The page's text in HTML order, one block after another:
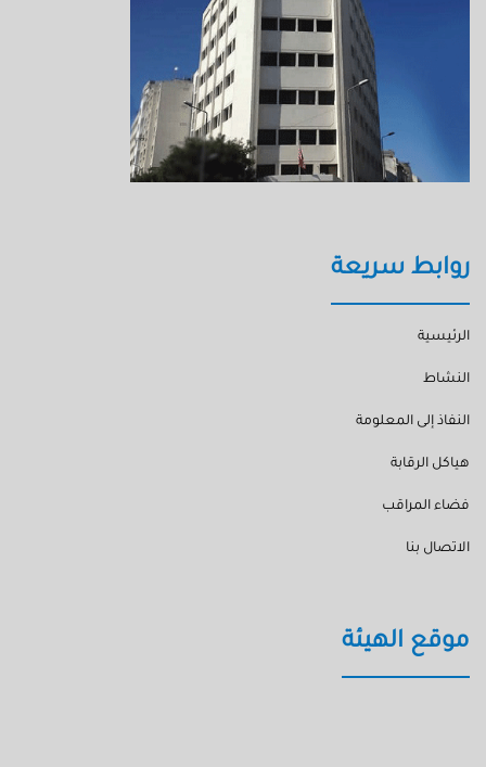
روابط سريعة
الرئيسية
النشاط
النفاذ إلى المعلومة
هياكل الرقابة
فضاء المراقب
الاتصال بنا
موقع الهيئة